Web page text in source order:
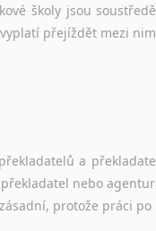
školy jsou
vyplatí přejíždět mezi
a
nebo
protože práci